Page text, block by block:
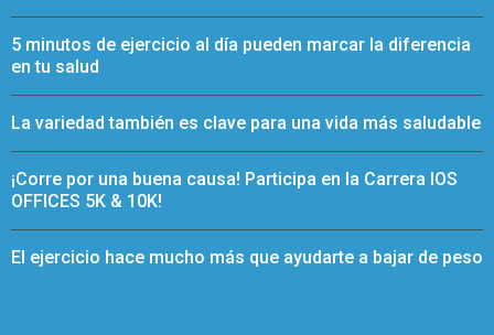
5 minutos de ejercicio al día pueden marcar la diferencia
en tu salud
La variedad también es clave para una vida más saludable
¡Corre por una buena causa! Participa en la Carrera IOS
OFFICES 5K & 10K!
El ejercicio hace mucho más que ayudarte a bajar de peso